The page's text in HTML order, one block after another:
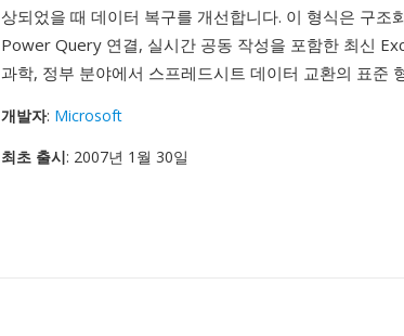
상되었을 때 데이터 복구를 개선합니다. 이 형식은 구조
Power Query 연결, 실시간 공동 작성을 포함한 최신
과학, 정부 분야에서 스프레드시트 데이터 교환의 표준
개발자: Microsoft
최초 출시: 2007년 1월 30일